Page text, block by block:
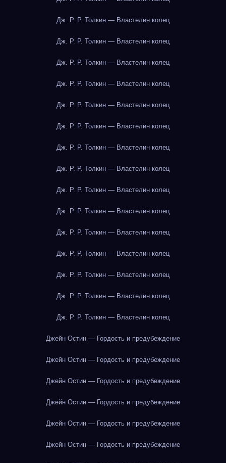
Дж. Р. Р. Толкин — Властелин колец
Дж. Р. Р. Толкин — Властелин колец
Дж. Р. Р. Толкин — Властелин колец
Дж. Р. Р. Толкин — Властелин колец
Дж. Р. Р. Толкин — Властелин колец
Дж. Р. Р. Толкин — Властелин колец
Дж. Р. Р. Толкин — Властелин колец
Дж. Р. Р. Толкин — Властелин колец
Дж. Р. Р. Толкин — Властелин колец
Дж. Р. Р. Толкин — Властелин колец
Дж. Р. Р. Толкин — Властелин колец
Дж. Р. Р. Толкин — Властелин колец
Дж. Р. Р. Толкин — Властелин колец
Дж. Р. Р. Толкин — Властелин колец
Дж. Р. Р. Толкин — Властелин колец
Джейн Остин — Гордость и предубеждение
Джейн Остин — Гордость и предубеждение
Джейн Остин — Гордость и предубеждение
Джейн Остин — Гордость и предубеждение
Джейн Остин — Гордость и предубеждение
Джейн Остин — Гордость и предубеждение